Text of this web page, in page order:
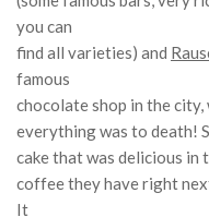
you can
find all varieties) and
famous
chocolate shop in the city,
everything was to death!
cake that was delicious in
coffee they have right
It